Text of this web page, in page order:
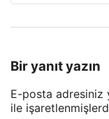
Bir yanıt yazın
E-posta adresiniz
ile